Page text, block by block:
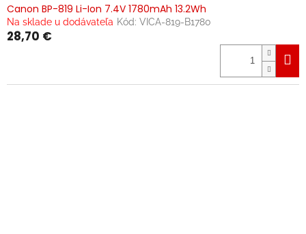
Canon BP-819 Li-Ion 7.4V 1780mAh 13.2Wh
Na sklade u dodávateľa Kód: VICA-819-B1780
28,70 €